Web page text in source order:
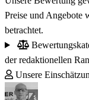
Preise und Angebote
betrachtet.
der redaktionellen
Unsere